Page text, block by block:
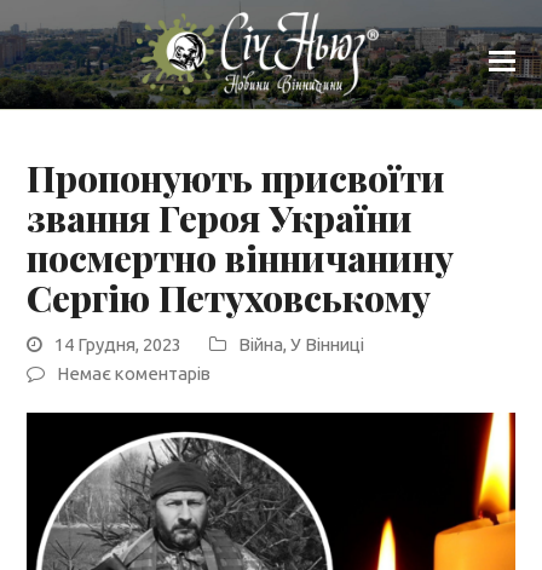
Пропонують присвоїти
звання Героя України
посмертно вінничанину
Сергію Петуховському
14 Грудня, 2023 Війна,У Вінниці
Немає коментарів